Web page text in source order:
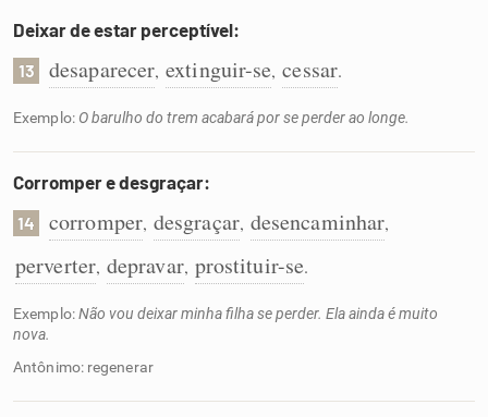
Deixar de estar perceptível:
13 desaparecer, extinguir-se, cessar.
Exemplo: O barulho do trem acabará por se perder ao longe.
Corromper e desgraçar:
14 corromper, desgraçar, desencaminhar,
perverter, depravar, prostituir-se.
Exemplo:Não vou deixar minha filha se perder. Ela ainda é muito
nova.
Antônimo: regenerar